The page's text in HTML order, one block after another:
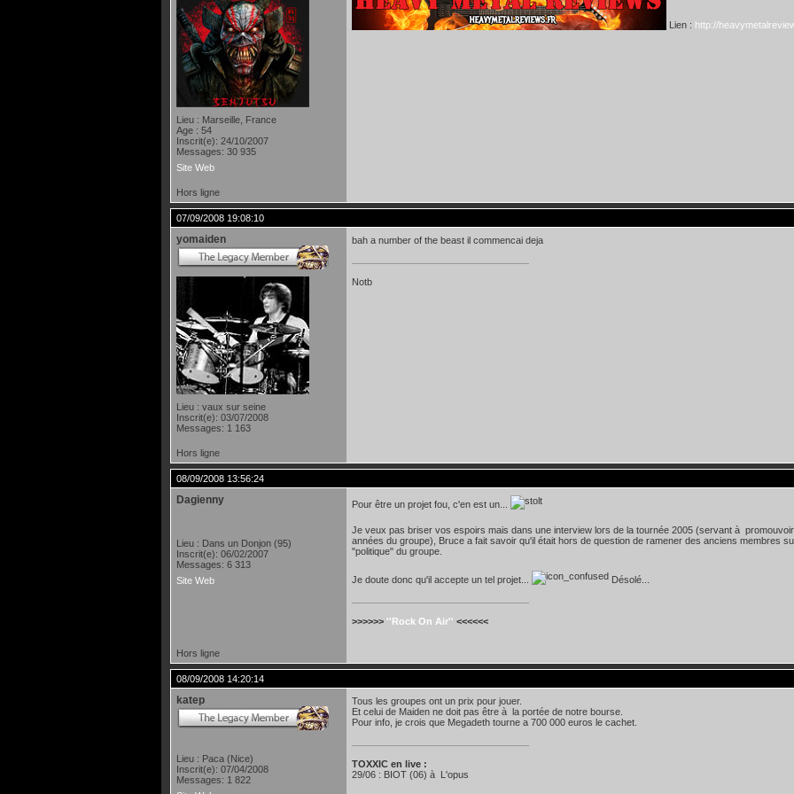
Lieu : Marseille, France
Age : 54
Inscrit(e): 24/10/2007
Messages: 30 935
Site Web
Lien : http://
Hors ligne
07/09/2008 19:08:10
yomaiden
Lieu : vaux sur seine
Inscrit(e): 03/07/2008
Messages: 1 163
bah a number of the beast il commencai deja
Notb
Hors ligne
08/09/2008 13:56:24
Dagienny
Lieu : Dans un Donjon (95)
Inscrit(e): 06/02/2007
Messages: 6 313
Site Web
Pour être un projet fou, c'en est un...
Je veux pas briser vos espoirs mais dans une interview lors de la tournée 2005 (servant à
années du groupe), Bruce a fait savoir qu'il était hors de question de ramener des anciens membres
"politique" du groupe.
Je doute donc qu'il accepte un tel projet... Désolé...
>>>>>> ''Rock On Air'' <<<<<<
Hors ligne
08/09/2008 14:20:14
katep
Lieu : Paca (Nice)
Inscrit(e): 07/04/2008
Messages: 1 822
Tous les groupes ont un prix pour jouer.
Et celui de Maiden ne doit pas être à la portée de notre bourse.
Pour info, je crois que Megadeth tourne a 700 000 euros le cachet.
TOXXIC en live :
29/06 : BIOT (06) à L'opus